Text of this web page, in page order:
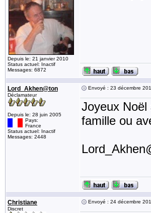
Depuis le: 21 janvier 2010
Status actuel: Inactif
Messages: 6872
Lord_Akhen@ton
Déclamateur
Depuis le: 28 juin 2005
Pays:
France
Status actuel: Inactif
Messages: 2448
Envoyé : 23 décembre
Joyeux
famille ou
Christiane
Discret
Envoyé : 24 décembre